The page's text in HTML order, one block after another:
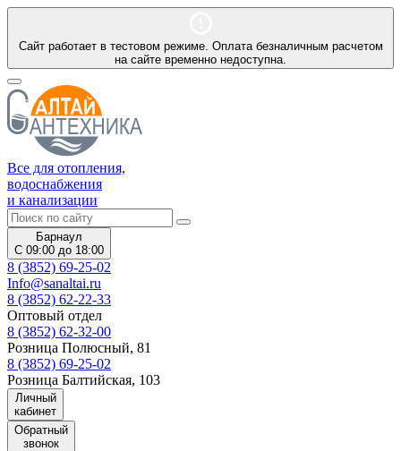
Сайт работает в тестовом режиме. Оплата безналичным расчетом
на сайте временно недоступна.
Все для отопления,
водоснабжения
и канализации
Барнаул
С 09:00 до 18:00
8 (3852) 69-25-02
Info@sanaltai.ru
8 (3852) 62-22-33
Оптовый отдел
8 (3852) 62-32-00
Розница Полюсный, 81
8 (3852) 69-25-02
Розница Балтийская, 103
Личный
кабинет
Обратный
звонок